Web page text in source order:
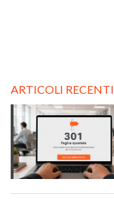
ARTICOLI RECENTI